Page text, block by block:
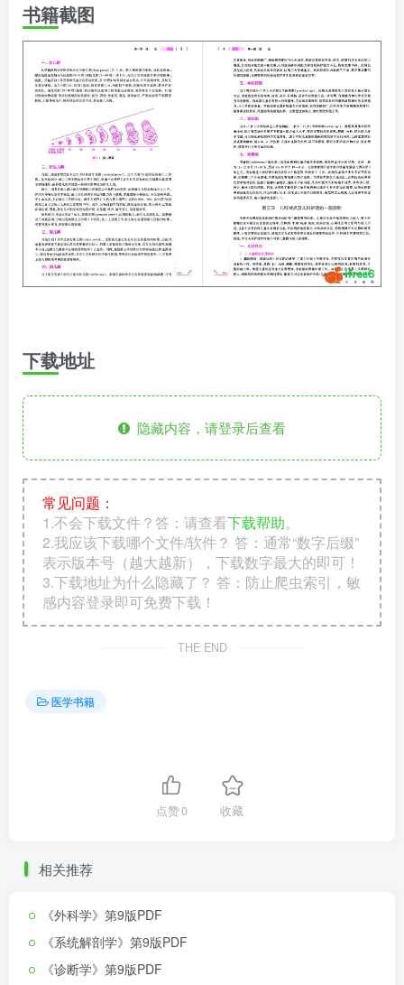
书籍截图
下载地址
隐藏内容，请登录后查看
常见问题：
1.不会下载文件？答：请查看下载帮助。
2.我应该下载哪个文件/软件？ 答：通常“数字后缀”
表示版本号（越大越新），下载数字最大的即可！
3.下载地址为什么隐藏了？ 答：防止爬虫索引，敏
感内容登录即可免费下载！
THE END
医学书籍
点赞0 收藏
相关推荐
《外科学》第9版PDF
《系统解剖学》第9版PDF
《诊断学》第9版PDF